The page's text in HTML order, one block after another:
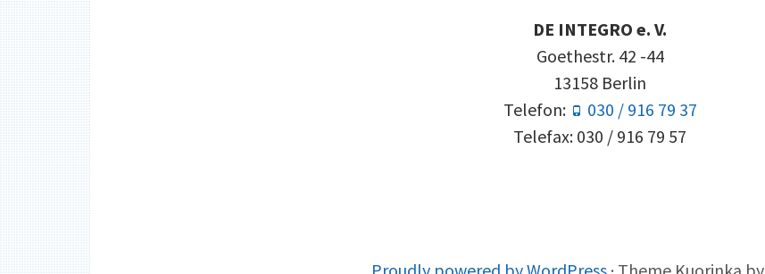
DE INTEGRO e. V.
Goethestr. 42 -44
13158 Berlin
Telefon:
030 / 916 79 37
Telefax: 030 / 916 79 57